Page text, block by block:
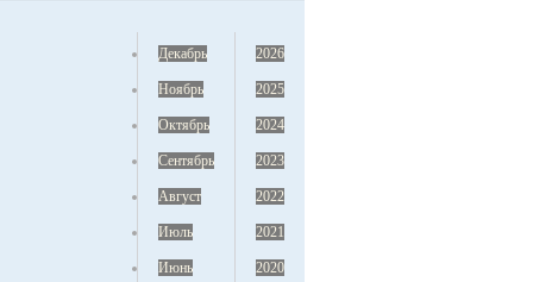
2026
2025
2024
2023
2022
2021
2020
Декабрь
Ноябрь
Октябрь
Сентябрь
Август
Июль
Июнь